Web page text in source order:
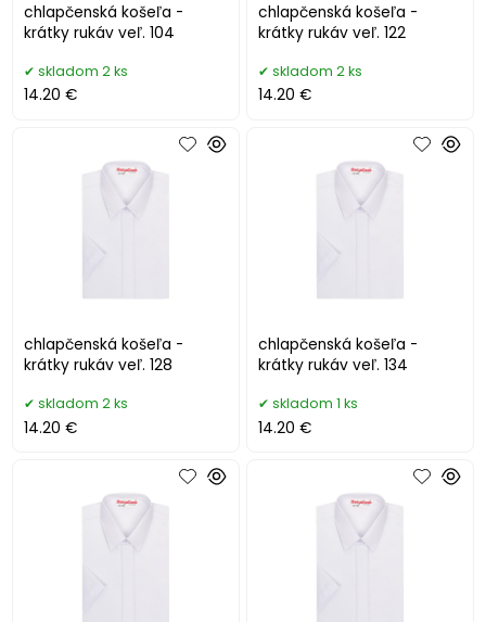
chlapčenská košeľa -
krátky rukáv veľ. 104
skladom 2 ks
14.20 €
chlapčenská košeľa -
krátky rukáv veľ. 122
skladom 2 ks
14.20 €
chlapčenská košeľa -
krátky rukáv veľ. 128
skladom 2 ks
14.20 €
chlapčenská košeľa -
krátky rukáv veľ. 134
skladom 1 ks
14.20 €